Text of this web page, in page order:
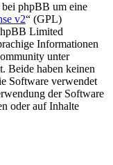
phpBB um eine
v2“ (GPL)
Limited
Informationen
unter
Beide haben keinen
Software verwendet
der Software
oder auf Inhalte